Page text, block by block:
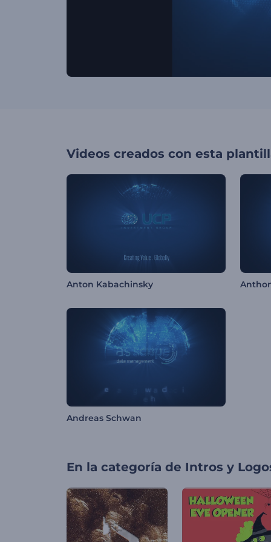
Videos creados con esta
Anton Kabachinsky
Andreas Schwan
En la categoría de Intros y